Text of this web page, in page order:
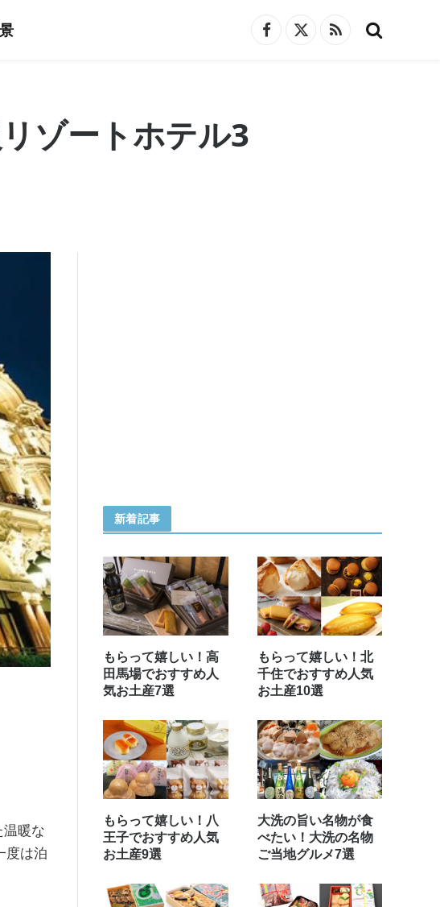
Facebook
X
RSS
ゾートホテル3
温暖な
度は泊
新着記事
もらって嬉しい！高
田馬場でおすすめ人
気お土産7選
もらって嬉しい！北
千住でおすすめ人気
お土産10選
もらって嬉しい！八
王子でおすすめ人気
お土産9選
大洗の旨い名物が食
べたい！大洗の名物
ご当地グルメ7選